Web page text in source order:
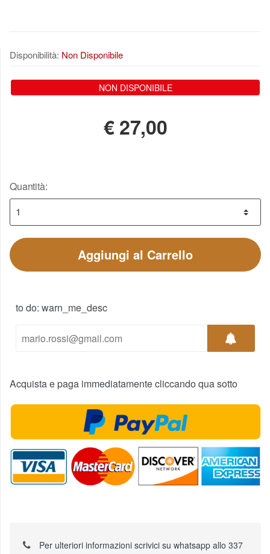
Disponibilità: Non Disponibile
NON DISPONIBILE
€27,00
Quantità:
Aggiungi al Carrello
to do: warn_me_desc
Acquista e paga immediatamente cliccando qua sotto
Per ulteriori informazioni scrivici su whatsapp allo 337